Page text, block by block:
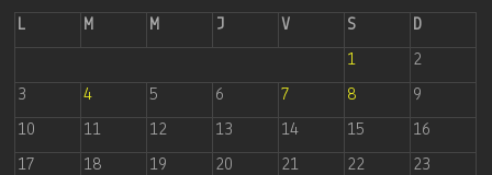
L
M M J V S
D
1
2
3
4 5 6 7 8
9
10
11 12 13 14 15
16
17
18 19 20 21 22
23